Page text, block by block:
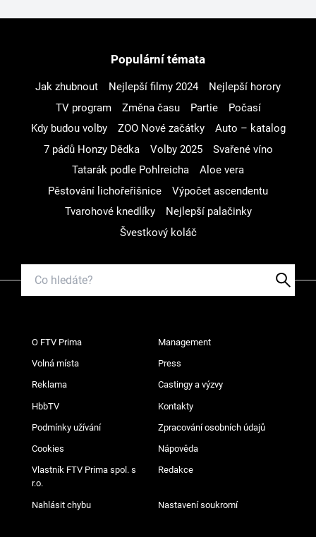
Populární témata
Jak zhubnout Nejlepší filmy 2024
Nejlepší horory
TV program
Změna času Partie
Počasí
Kdy budou volby
ZOO Nové začátky
Auto – katalog
7 pádů Honzy Dědka
Volby 2025
Svařené víno
Tatarák podle Pohlreicha
Aloe vera
Pěstování lichořeřišnice
Výpočet ascendentu
Tvarohové knedlíky
Nejlepší palačinky
Švestkový koláč
O FTV Prima Management
Volná místa Press
Reklama Castingy a výzvy
HbbTV Kontakty
Podmínky užívání Zpracování osobních údajů
Cookies Nápověda
Vlastník FTV Prima spol. s
r.o.
Redakce
Nahlásit chybu Nastavení soukromí